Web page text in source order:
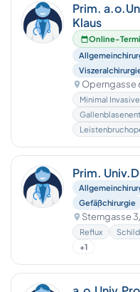
Prim.
Klaus
Online-
Operngasse
Minimal
Prim.
Gefäßchirurgie
Sterngasse
Reflux
+1